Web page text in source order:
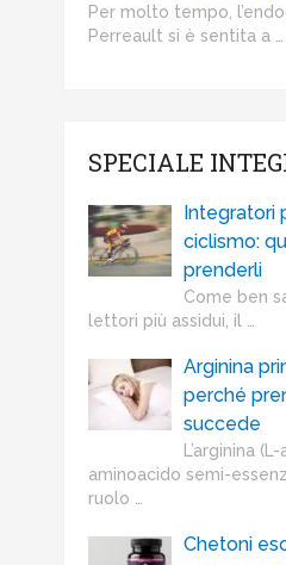
Per molto tempo,
Perreault si è sentita a …
SPECIALE
Integratori
ciclismo:
prenderli
Come ben
lettori più assidui, il …
Arginina
perché
succede
L’arginina
aminoacido semi-
ruolo …
Chetoni